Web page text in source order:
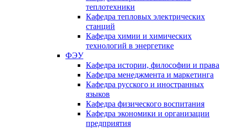
теплотехники
Кафедра тепловых электрических
станций
Кафедра химии и химических
технологий в энергетике
ФЭУ
Кафедра истории, философии и права
Кафедра менеджмента и маркетинга
Кафедра русского и иностранных
языков
Кафедра физического воспитания
Кафедра экономики и организации
предприятия